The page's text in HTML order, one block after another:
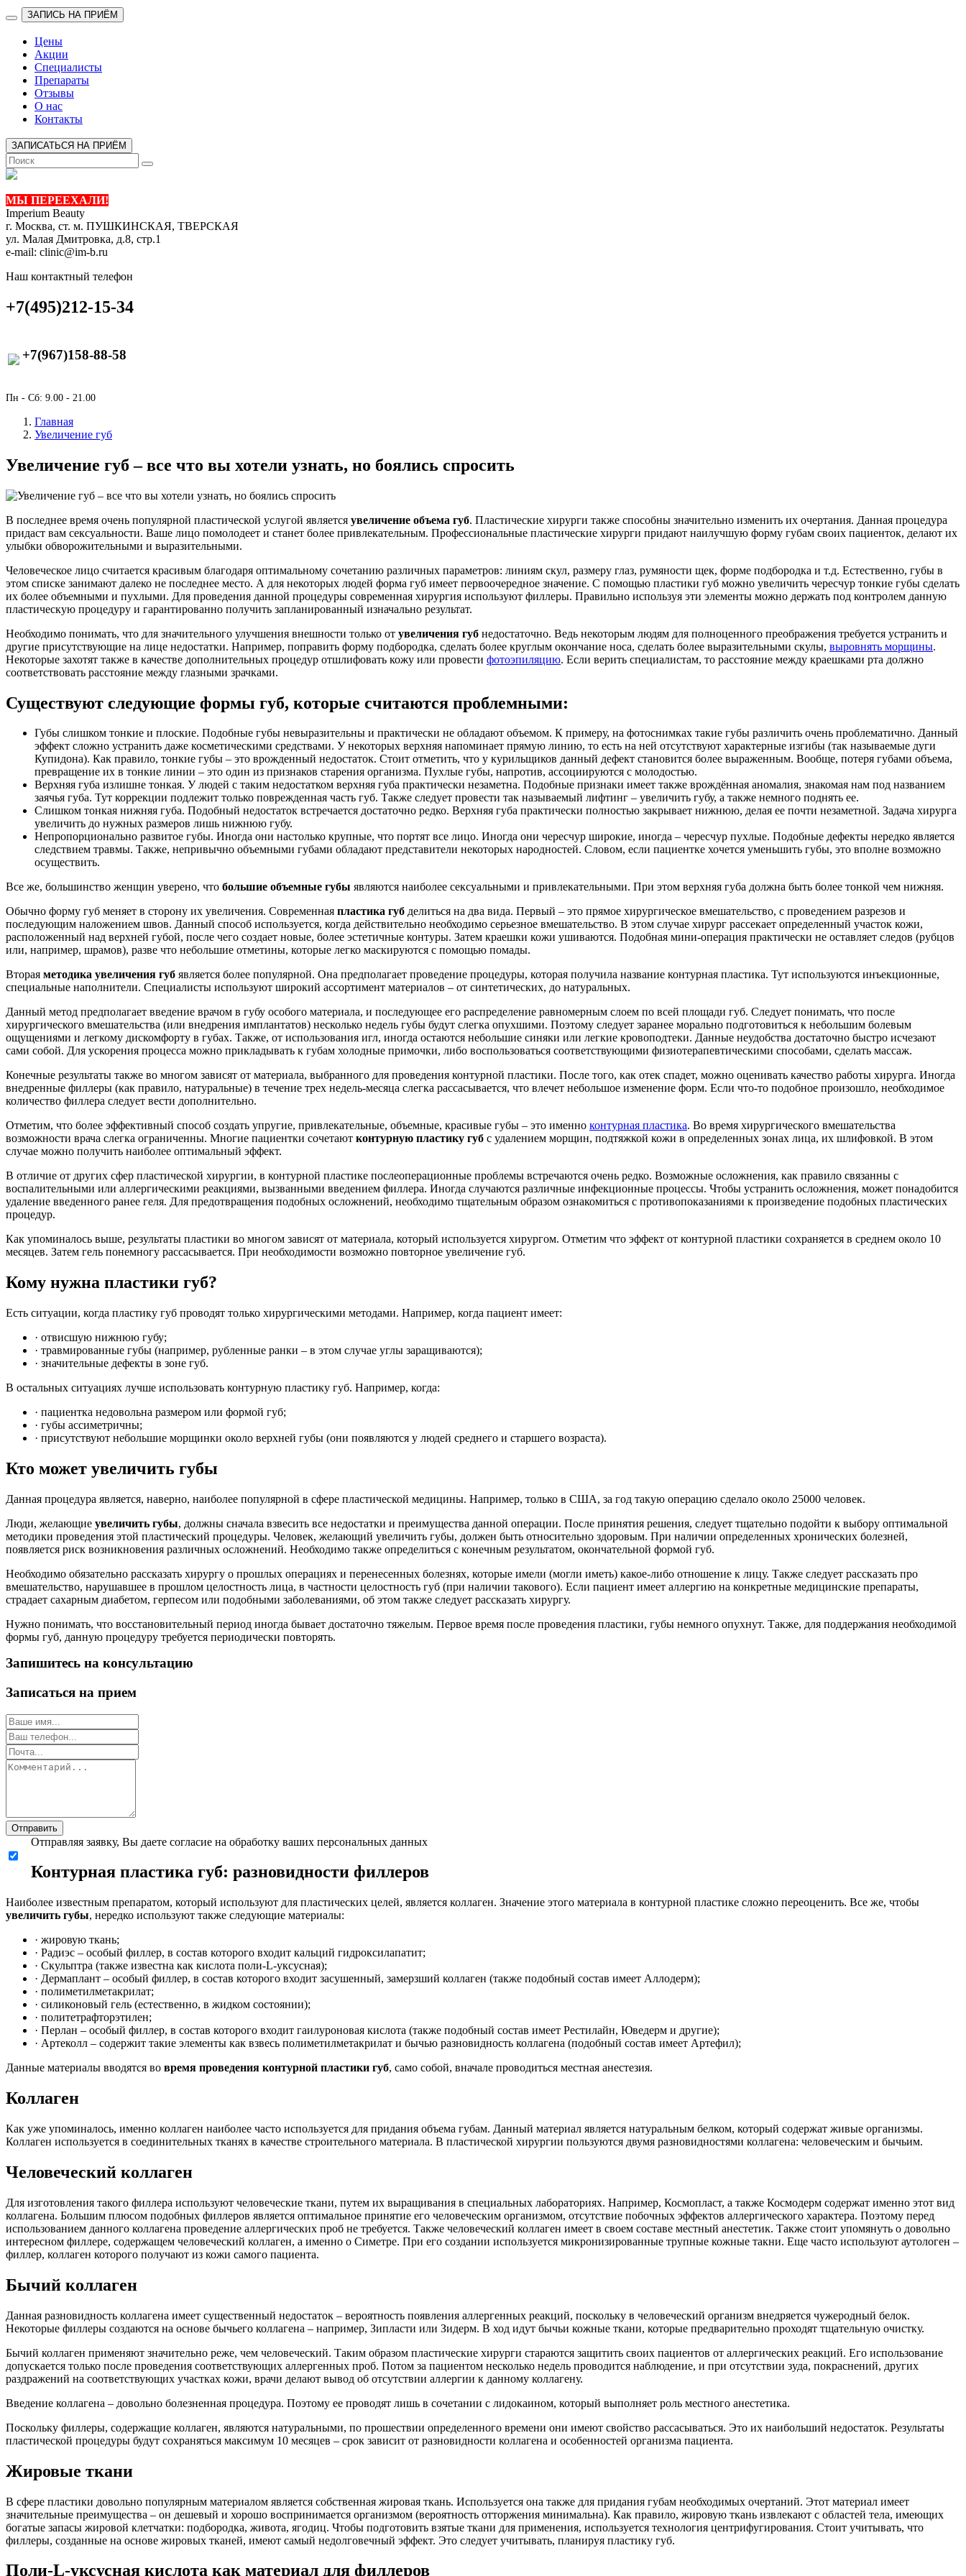
ЗАПИСЬ НА ПРИЁМ
Цены
Акции
Специалисты
Препараты
Отзывы
О нас
Контакты
ЗАПИСАТЬСЯ НА ПРИЁМ
МЫ ПЕРЕЕХАЛИ!
Imperium Beauty
г. Москва, ст. м. ПУШКИНСКАЯ, ТВЕРСКАЯ
ул. Малая Дмитровка, д.8, стр.1
e-mail: clinic@im-b.ru
Наш контактный телефон
+7(495)212-15-34
+7(967)158-88-58
Пн - Сб: 9.00 - 21.00
Главная
Увеличение губ
Увеличение губ – все что вы хотели узнать, но боялись спросить
В последнее время очень популярной пластической услугой является увеличение объема губ. Пластические хирурги также способны значительно изменить их очертания. Данная процедура
придаст вам сексуальности. Ваше лицо помолодеет и станет более привлекательным. Профессиональные пластические хирурги придают наилучшую форму губам своих пациенток, делают их
улыбки обворожительными и выразительными.
Человеческое лицо считается красивым благодаря оптимальному сочетанию различных параметров: линиям скул, размеру глаз, румяности щек, форме подбородка и т.д. Естественно, губы в
этом списке занимают далеко не последнее место. А для некоторых людей форма губ имеет первоочередное значение. С помощью пластики губ можно увеличить чересчур тонкие губы сделать
их более объемными и пухлыми. Для проведения данной процедуры современная хирургия используют филлеры. Правильно используя эти элементы можно держать под контролем данную
пластическую процедуру и гарантированно получить запланированный изначально результат.
Необходимо понимать, что для значительного улучшения внешности только от увеличения губ недостаточно. Ведь некоторым людям для полноценного преображения требуется устранить и
другие присутствующие на лице недостатки. Например, поправить форму подбородка, сделать более круглым окончание носа, сделать более выразительными скулы, выровнять морщины.
Некоторые захотят также в качестве дополнительных процедур отшлифовать кожу или провести фотоэпиляцию. Если верить специалистам, то расстояние между краешками рта должно
соответствовать расстояние между глазными зрачками.
Существуют следующие формы губ, которые считаются проблемными:
Губы слишком тонкие и плоские. Подобные губы невыразительны и практически не обладают объемом. К примеру, на фотоснимках такие губы различить очень проблематично. Данный
эффект сложно устранить даже косметическими средствами. У некоторых верхняя напоминает прямую линию, то есть на ней отсутствуют характерные изгибы (так называемые дуги
Купидона). Как правило, тонкие губы – это врожденный недостаток. Стоит отметить, что у курильщиков данный дефект становится более выраженным. Вообще, потеря губами объема,
превращение их в тонкие линии – это один из признаков старения организма. Пухлые губы, напротив, ассоциируются с молодостью.
Верхняя губа излишне тонкая. У людей с таким недостатком верхняя губа практически незаметна. Подобные признаки имеет также врождённая аномалия, знакомая нам под названием
заячья губа. Тут коррекции подлежит только поврежденная часть губ. Также следует провести так называемый лифтинг – увеличить губу, а также немного поднять ее.
Слишком тонкая нижняя губа. Подобный недостаток встречается достаточно редко. Верхняя губа практически полностью закрывает нижнюю, делая ее почти незаметной. Задача хирурга
увеличить до нужных размеров лишь нижнюю губу.
Непропорционально развитое губы. Иногда они настолько крупные, что портят все лицо. Иногда они чересчур широкие, иногда – чересчур пухлые. Подобные дефекты нередко является
следствием травмы. Также, непривычно объемными губами обладают представители некоторых народностей. Словом, если пациентке хочется уменьшить губы, это вполне возможно
осуществить.
Все же, большинство женщин уверено, что большие объемные губы являются наиболее сексуальными и привлекательными. При этом верхняя губа должна быть более тонкой чем нижняя.
Обычно форму губ меняет в сторону их увеличения. Современная пластика губ делиться на два вида. Первый – это прямое хирургическое вмешательство, с проведением разрезов и
последующим наложением швов. Данный способ используется, когда действительно необходимо серьезное вмешательство. В этом случае хирург рассекает определенный участок кожи,
расположенный над верхней губой, после чего создает новые, более эстетичные контуры. Затем краешки кожи ушиваются. Подобная мини-операция практически не оставляет следов (рубцов
или, например, шрамов), разве что небольшие отметины, которые легко маскируются с помощью помады.
Вторая методика увеличения губ является более популярной. Она предполагает проведение процедуры, которая получила название контурная пластика. Тут используются инъекционные,
специальные наполнители. Специалисты используют широкий ассортимент материалов – от синтетических, до натуральных.
Данный метод предполагает введение врачом в губу особого материала, и последующее его распределение равномерным слоем по всей площади губ. Следует понимать, что после
хирургического вмешательства (или внедрения имплантатов) несколько недель губы будут слегка опухшими. Поэтому следует заранее морально подготовиться к небольшим болевым
ощущениями и легкому дискомфорту в губах. Также, от использования игл, иногда остаются небольшие синяки или легкие кровоподтеки. Данные неудобства достаточно быстро исчезают
сами собой. Для ускорения процесса можно прикладывать к губам холодные примочки, либо воспользоваться соответствующими физиотерапевтическими способами, сделать массаж.
Конечные результаты также во многом зависят от материала, выбранного для проведения контурной пластики. После того, как отек спадет, можно оценивать качество работы хирурга. Иногда
внедренные филлеры (как правило, натуральные) в течение трех недель-месяца слегка рассасывается, что влечет небольшое изменение форм. Если что-то подобное произошло, необходимое
количество филлера следует вести дополнительно.
Отметим, что более эффективный способ создать упругие, привлекательные, объемные, красивые губы – это именно контурная пластика. Во время хирургического вмешательства
возможности врача слегка ограниченны. Многие пациентки сочетают контурную пластику губ с удалением морщин, подтяжкой кожи в определенных зонах лица, их шлифовкой. В этом
случае можно получить наиболее оптимальный эффект.
В отличие от других сфер пластической хирургии, в контурной пластике послеоперационные проблемы встречаются очень редко. Возможные осложнения, как правило связанны с
воспалительными или аллергическими реакциями, вызванными введением филлера. Иногда случаются различные инфекционные процессы. Чтобы устранить осложнения, может понадобится
удаление введенного ранее геля. Для предотвращения подобных осложнений, необходимо тщательным образом ознакомиться с противопоказаниями к произведение подобных пластических
процедур.
Как упоминалось выше, результаты пластики во многом зависят от материала, который используется хирургом. Отметим что эффект от контурной пластики сохраняется в среднем около 10
месяцев. Затем гель понемногу рассасывается. При необходимости возможно повторное увеличение губ.
Кому нужна пластики губ?
Есть ситуации, когда пластику губ проводят только хирургическими методами. Например, когда пациент имеет:
· отвисшую нижнюю губу;
· травмированные губы (например, рубленные ранки – в этом случае углы заращиваются);
· значительные дефекты в зоне губ.
В остальных ситуациях лучше использовать контурную пластику губ. Например, когда:
· пациентка недовольна размером или формой губ;
· губы ассиметричны;
· присутствуют небольшие морщинки около верхней губы (они появляются у людей среднего и старшего возраста).
Кто может увеличить губы
Данная процедура является, наверно, наиболее популярной в сфере пластической медицины. Например, только в США, за год такую операцию сделало около 25000 человек.
Люди, желающие увеличить губы, должны сначала взвесить все недостатки и преимущества данной операции. После принятия решения, следует тщательно подойти к выбору оптимальной
методики проведения этой пластический процедуры. Человек, желающий увеличить губы, должен быть относительно здоровым. При наличии определенных хронических болезней,
появляется риск возникновения различных осложнений. Необходимо также определиться с конечным результатом, окончательной формой губ.
Необходимо обязательно рассказать хирургу о прошлых операциях и перенесенных болезнях, которые имели (могли иметь) какое-либо отношение к лицу. Также следует рассказать про
вмешательство, нарушавшее в прошлом целостность лица, в частности целостность губ (при наличии такового). Если пациент имеет аллергию на конкретные медицинские препараты,
страдает сахарным диабетом, герпесом или подобными заболеваниями, об этом также следует рассказать хирургу.
Нужно понимать, что восстановительный период иногда бывает достаточно тяжелым. Первое время после проведения пластики, губы немного опухнут. Также, для поддержания необходимой
формы губ, данную процедуру требуется периодически повторять.
Запишитесь на консультацию
Записаться на прием
Отправить
Отправляя заявку, Вы даете согласие на обработку ваших персональных данных
Контурная пластика губ: разновидности филлеров
Наиболее известным препаратом, который используют для пластических целей, является коллаген. Значение этого материала в контурной пластике сложно переоценить. Все же, чтобы
увеличить губы, нередко используют также следующие материалы:
· жировую ткань;
· Радиэс – особый филлер, в состав которого входит кальций гидроксилапатит;
· Скульптра (также известна как кислота поли-L-уксусная);
· Дермаплант – особый филлер, в состав которого входит засушенный, замерзший коллаген (также подобный состав имеет Аллодерм);
· полиметилметакрилат;
· силиконовый гель (естественно, в жидком состоянии);
· политетрафторэтилен;
· Перлан – особый филлер, в состав которого входит гаилуроновая кислота (также подобный состав имеет Рестилайн, Юведерм и другие);
· Артеколл – содержит такие элементы как взвесь полиметилметакрилат и бычью разновидность коллагена (подобный состав имеет Артефил);
Данные материалы вводятся во время проведения контурной пластики губ, само собой, вначале проводиться местная анестезия.
Коллаген
Как уже упоминалось, именно коллаген наиболее часто используется для придания объема губам. Данный материал является натуральным белком, который содержат живые организмы.
Коллаген используется в соединительных тканях в качестве строительного материала. В пластической хирургии пользуются двумя разновидностями коллагена: человеческим и бычьим.
Человеческий коллаген
Для изготовления такого филлера используют человеческие ткани, путем их выращивания в специальных лабораториях. Например, Космопласт, а также Космодерм содержат именно этот вид
коллагена. Большим плюсом подобных филлеров является оптимальное принятие его человеческим организмом, отсутствие побочных эффектов аллергического характера. Поэтому перед
использованием данного коллагена проведение аллергических проб не требуется. Также человеческий коллаген имеет в своем составе местный анестетик. Также стоит упомянуть о довольно
интересном филлере, содержащем человеческий коллаген, а именно о Симетре. При его создании используется микронизированные трупные кожные такни. Еще часто используют аутологен –
филлер, коллаген которого получают из кожи самого пациента.
Бычий коллаген
Данная разновидность коллагена имеет существенный недостаток – вероятность появления аллергенных реакций, поскольку в человеческий организм внедряется чужеродный белок.
Некоторые филлеры создаются на основе бычьего коллагена – например, Зипласти или Зидерм. В ход идут бычьи кожные ткани, которые предварительно проходят тщательную очистку.
Бычий коллаген применяют значительно реже, чем человеческий. Таким образом пластические хирурги стараются защитить своих пациентов от аллергических реакций. Его использование
допускается только после проведения соответствующих аллергенных проб. Потом за пациентом несколько недель проводится наблюдение, и при отсутствии зуда, покраснений, других
раздражений на соответствующих участках кожи, врачи делают вывод об отсутствии аллергии к данному коллагену.
Введение коллагена – довольно болезненная процедура. Поэтому ее проводят лишь в сочетании с лидокаином, который выполняет роль местного анестетика.
Поскольку филлеры, содержащие коллаген, являются натуральными, по прошествии определенного времени они имеют свойство рассасываться. Это их наибольший недостаток. Результаты
пластической процедуры будут сохраняться максимум 10 месяцев – срок зависит от разновидности коллагена и особенностей организма пациента.
Жировые ткани
В сфере пластики довольно популярным материалом является собственная жировая ткань. Используется она также для придания губам необходимых очертаний. Этот материал имеет
значительные преимущества – он дешевый и хорошо воспринимается организмом (вероятность отторжения минимальна). Как правило, жировую ткань извлекают с областей тела, имеющих
богатые запасы жировой клетчатки: подбородка, живота, ягодиц. Чтобы подготовить взятые ткани для применения, используется технология центрифугирования. Стоит учитывать, что
филлеры, созданные на основе жировых тканей, имеют самый недолговечный эффект. Это следует учитывать, планируя пластику губ.
Поли-L-уксусная кислота как материал для филлеров